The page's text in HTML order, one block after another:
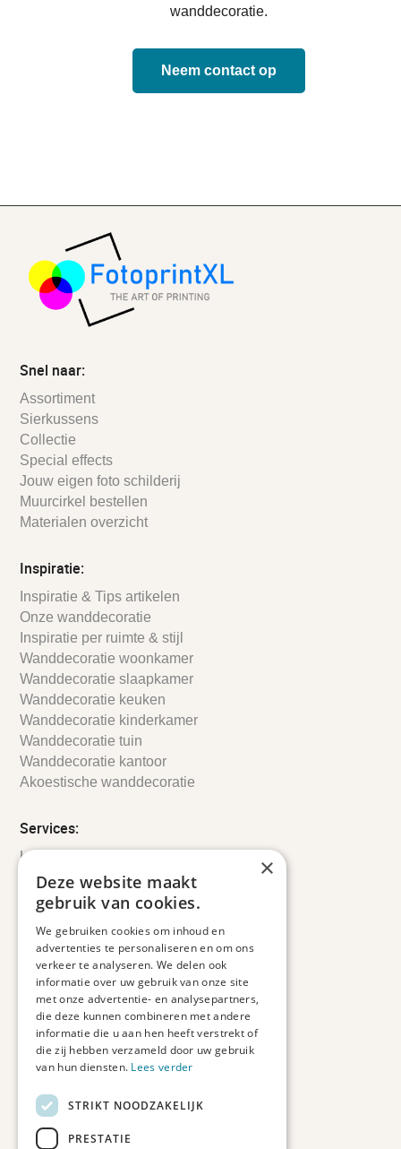
wanddecoratie.
Neem contact op
Snel naar:
Assortiment
Sierkussens
Collectie
Special effects
Jouw eigen foto schilderij
Muurcirkel bestellen
Materialen overzicht
Inspiratie:
Inspiratie & Tips artikelen
Onze wanddecoratie
Inspiratie per ruimte & stijl
Wanddecoratie woonkamer
Wanddecoratie slaapkamer
Wanddecoratie keuken
Wanddecoratie kinderkamer
Wanddecoratie tuin
Wanddecoratie kantoor
Akoestische wanddecoratie
Services:
Leveringsinformatie
Retourbeleid
Informatie
Veelgestelde vragen
Duurzaam ondernemen
Contact informatie
Etienne de Pinedaweg 34
3711 CH, Austerlitz
Nederland
info@fotoprintxl.nl
0343 78 58 00
×
Deze website maakt
gebruik van cookies.
We gebruiken cookies om inhoud en
advertenties te personaliseren en om ons
verkeer te analyseren. We delen ook
informatie over uw gebruik van onze site
met onze advertentie- en analysepartners,
die deze kunnen combineren met andere
informatie die u aan hen heeft verstrekt of
die zij hebben verzameld door uw gebruik
van hun diensten. Lees verder
STRIKT NOODZAKELIJK
PRESTATIE